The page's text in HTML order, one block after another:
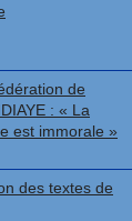
de
: « La
est immorale »
des textes de